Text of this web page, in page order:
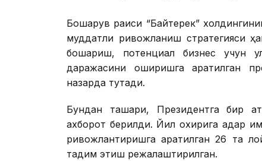
Бошқарув раиси “Байтерек”
муддатли ривожланиш стратегияси
бошқариш, потенциал бизнес учун
даражасини оширишга қаратилган
назарда тутади.
Бундан ташқари, Президентга бир
ахборот берилди. Йил охирига қадар
ривожлантиришга қаратилган 26 та
тақдим этиш режалаштирилган.